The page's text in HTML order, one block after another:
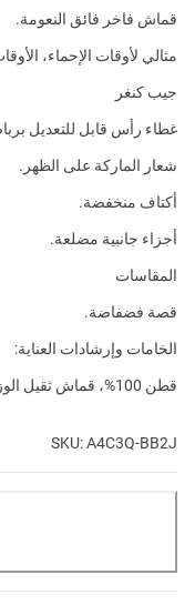
قماش فاخر فائق النعومة.
مثالي لأوقات الإحماء،
جيب كنغر
غطاء رأس قابل للتعديل
شعار الماركة على الظهر.
أكتاف منخفضة.
أجزاء جانبية مضلعة.
المقاسات
قصة فضفاضة.
الخامات وإرشادات العناية:
قطن 100%، قماش ثقيل الوزن 460 غ/م²
SKU: A4C3Q-BB2J